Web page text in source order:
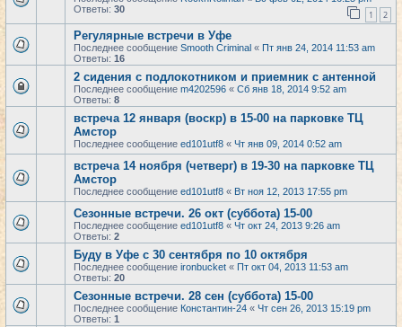
Ответы: 30 1 2
Регулярные встречи в Уфе
Последнее сообщение Smooth Criminal « Пт янв 24, 2014 11:53 am
Ответы: 16
2 сидения с подлокотником и приемник с антенной
Последнее сообщение m4202596 « Сб янв 18, 2014 9:52 am
Ответы: 8
встреча 12 января (воскр) в 15-00 на парковке ТЦ
Амстор
Последнее сообщение ed101utf8 « Чт янв 09, 2014 0:52 am
встреча 14 ноября (четверг) в 19-30 на парковке ТЦ
Амстор
Последнее сообщение ed101utf8 « Вт ноя 12, 2013 17:55 pm
Сезонные встречи. 26 окт (суббота) 15-00
Последнее сообщение ed101utf8 « Чт окт 24, 2013 9:26 am
Ответы: 2
Буду в Уфе с 30 сентября по 10 октября
Последнее сообщение ironbucket « Пт окт 04, 2013 11:53 am
Ответы: 20
Сезонные встречи. 28 сен (суббота) 15-00
Последнее сообщение Константин-24 « Чт сен 26, 2013 15:19 pm
Ответы: 1